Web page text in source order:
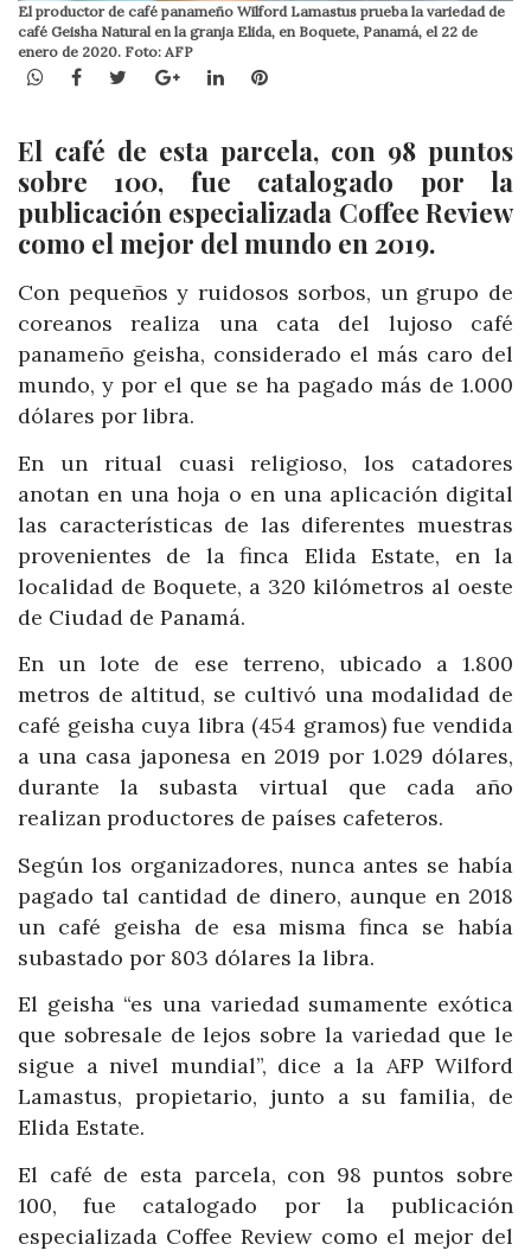
El productor de café panameño Wilford Lamastus prueba la variedad de
café Geisha Natural en la granja Elida, en Boquete, Panamá, el 22 de
enero de 2020. Foto: AFP
WhatsApp
Facebook
TwitterGoogle+LinkedInPinterest
El café de esta parcela, con 98 puntos
sobre 100, fue catalogado por la
publicación especializada Coffee Review
como el mejor del mundo en 2019.
Con pequeños y ruidosos sorbos, un grupo de
coreanos realiza una cata del lujoso café
panameño geisha, considerado el más caro del
mundo, y por el que se ha pagado más de 1.000
dólares por libra.
En un ritual cuasi religioso, los catadores
anotan en una hoja o en una aplicación digital
las características de las diferentes muestras
provenientes de la finca Elida Estate, en la
localidad de Boquete, a 320 kilómetros al oeste
de Ciudad de Panamá.
En un lote de ese terreno, ubicado a 1.800
metros de altitud, se cultivó una modalidad de
café geisha cuya libra (454 gramos) fue vendida
a una casa japonesa en 2019 por 1.029 dólares,
durante la subasta virtual que cada año
realizan productores de países cafeteros.
Según los organizadores, nunca antes se había
pagado tal cantidad de dinero, aunque en 2018
un café geisha de esa misma finca se había
subastado por 803 dólares la libra.
El geisha “es una variedad sumamente exótica
que sobresale de lejos sobre la variedad que le
sigue a nivel mundial”, dice a la AFP Wilford
Lamastus, propietario, junto a su familia, de
Elida Estate.
El café de esta parcela, con 98 puntos sobre
100, fue catalogado por la publicación
especializada Coffee Review como el mejor del